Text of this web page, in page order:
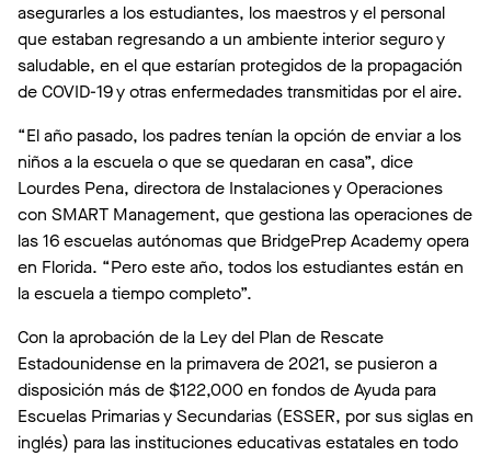
asegurarles a los estudiantes, los maestros y el personal
que estaban regresando a un ambiente interior seguro y
saludable, en el que estarían protegidos de la propagación
de COVID-19 y otras enfermedades transmitidas por el aire.
“El año pasado, los padres tenían la opción de enviar a los
niños a la escuela o que se quedaran en casa”, dice
Lourdes Pena, directora de Instalaciones y Operaciones
con SMART Management, que gestiona las operaciones de
las 16 escuelas autónomas que BridgePrep Academy opera
en Florida. “Pero este año, todos los estudiantes están en
la escuela a tiempo completo”.
Con la aprobación de la Ley del Plan de Rescate
Estadounidense en la primavera de 2021, se pusieron a
disposición más de $122,000 en fondos de Ayuda para
Escuelas Primarias y Secundarias (ESSER, por sus siglas en
inglés) para las instituciones educativas estatales en todo